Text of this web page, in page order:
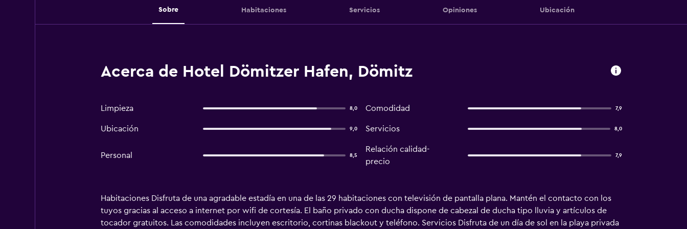
Sobre Habitaciones Servicios Opiniones Ubicación
Acerca de Hotel Dömitzer Hafen, Dömitz
Limpieza 8,0 Comodidad 7,9
Ubicación 9,0 Servicios 8,0
Personal 8,5
Relación calidad-
precio
7,9
Habitaciones Disfruta de una agradable estadía en una de las 29 habitaciones con televisión de pantalla plana. Mantén el contacto con los
tuyos gracias al acceso a internet por wifi de cortesía. El baño privado con ducha dispone de cabezal de ducha tipo lluvia y artículos de
tocador gratuitos. Las comodidades incluyen escritorio, cortinas blackout y teléfono. Servicios Disfruta de un día de sol en la playa privada